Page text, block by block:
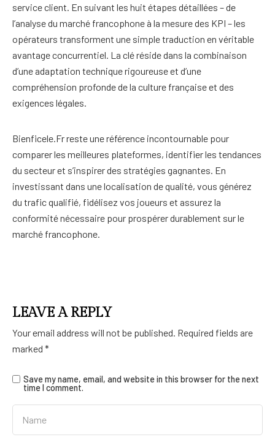
service client. En suivant les huit étapes détaillées – de
l’analyse du marché francophone à la mesure des KPI – les
opérateurs transforment une simple traduction en véritable
avantage concurrentiel. La clé réside dans la combinaison
d’une adaptation technique rigoureuse et d’une
compréhension profonde de la culture française et des
exigences légales.
Bienficele.Fr reste une référence incontournable pour
comparer les meilleures plateformes, identifier les tendances
du secteur et s’inspirer des stratégies gagnantes. En
investissant dans une localisation de qualité, vous générez
du trafic qualifié, fidélisez vos joueurs et assurez la
conformité nécessaire pour prospérer durablement sur le
marché francophone.
LEAVE A REPLY
Your email address will not be published. Required fields are
marked *
Save my name, email, and website in this browser for the next
time I comment.